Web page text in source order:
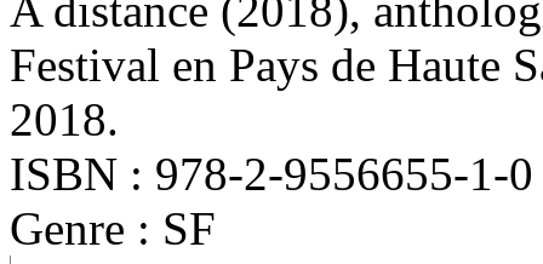
Festival en Pays de Haute
2018.
ISBN : 978-2-9556655-1-0
Genre : SF